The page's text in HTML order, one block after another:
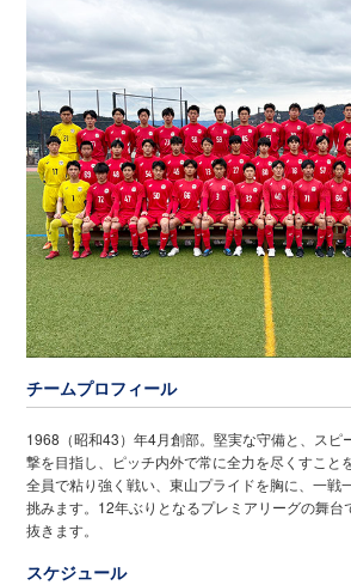
チームプロフィール
1968（昭和43）年4月創部。堅実な守備と、スピ
撃を目指し、ピッチ内外で常に全力を尽くすこと
全員で粘り強く戦い、東山プライドを胸に、一戦
挑みます。12年ぶりとなるプレミアリーグの舞台
抜きます。
スケジュール